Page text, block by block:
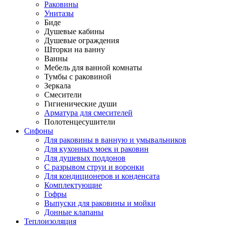
Раковины
Унитазы
Биде
Душевые кабины
Душевые ограждения
Шторки на ванну
Ванны
Мебель для ванной комнаты
Тумбы с раковиной
Зеркала
Смесители
Гигиенические души
Арматура для смесителей
Полотенцесушители
Сифоны
Для раковины в ванную и умывальников
Для кухонных моек и раковин
Для душевых поддонов
С разрывом струи и воронки
Для кондиционеров и конденсата
Комплектующие
Гофры
Выпуски для раковины и мойки
Донные клапаны
Теплоизоляция